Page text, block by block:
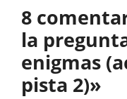
8
la
enigmas
pista 2)»